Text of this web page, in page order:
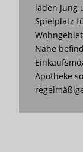
laden Jung
Spielplatz
Nähe
Apotheke